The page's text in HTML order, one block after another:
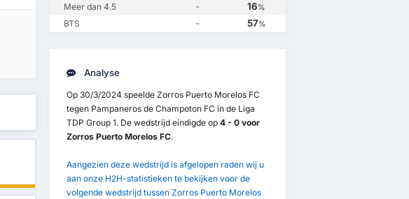
Meer dan 4.5 - 16%
BTS - 57%
Analyse
Op 30/3/2024 speelde Zorros Puerto Morelos FC
tegen Pampaneros de Champoton FC in de Liga
TDP Group 1. De wedstrijd eindigde op 4 - 0 voor
Zorros Puerto Morelos FC.
Aangezien deze wedstrijd is afgelopen raden wij u
aan onze H2H-statistieken te bekijken voor de
volgende wedstrijd tussen Zorros Puerto Morelos